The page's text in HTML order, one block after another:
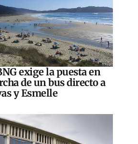
exige la puesta en
de un bus directo a
y Esmelle